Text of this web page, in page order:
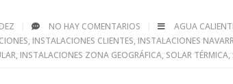
NO HAY COMENTARIOS AGUA
, INSTALACIONES CLIENTES, INSTALACIONES
, INSTALACIONES ZONA GEOGRÁFICA, SOLAR TÉRMICA,